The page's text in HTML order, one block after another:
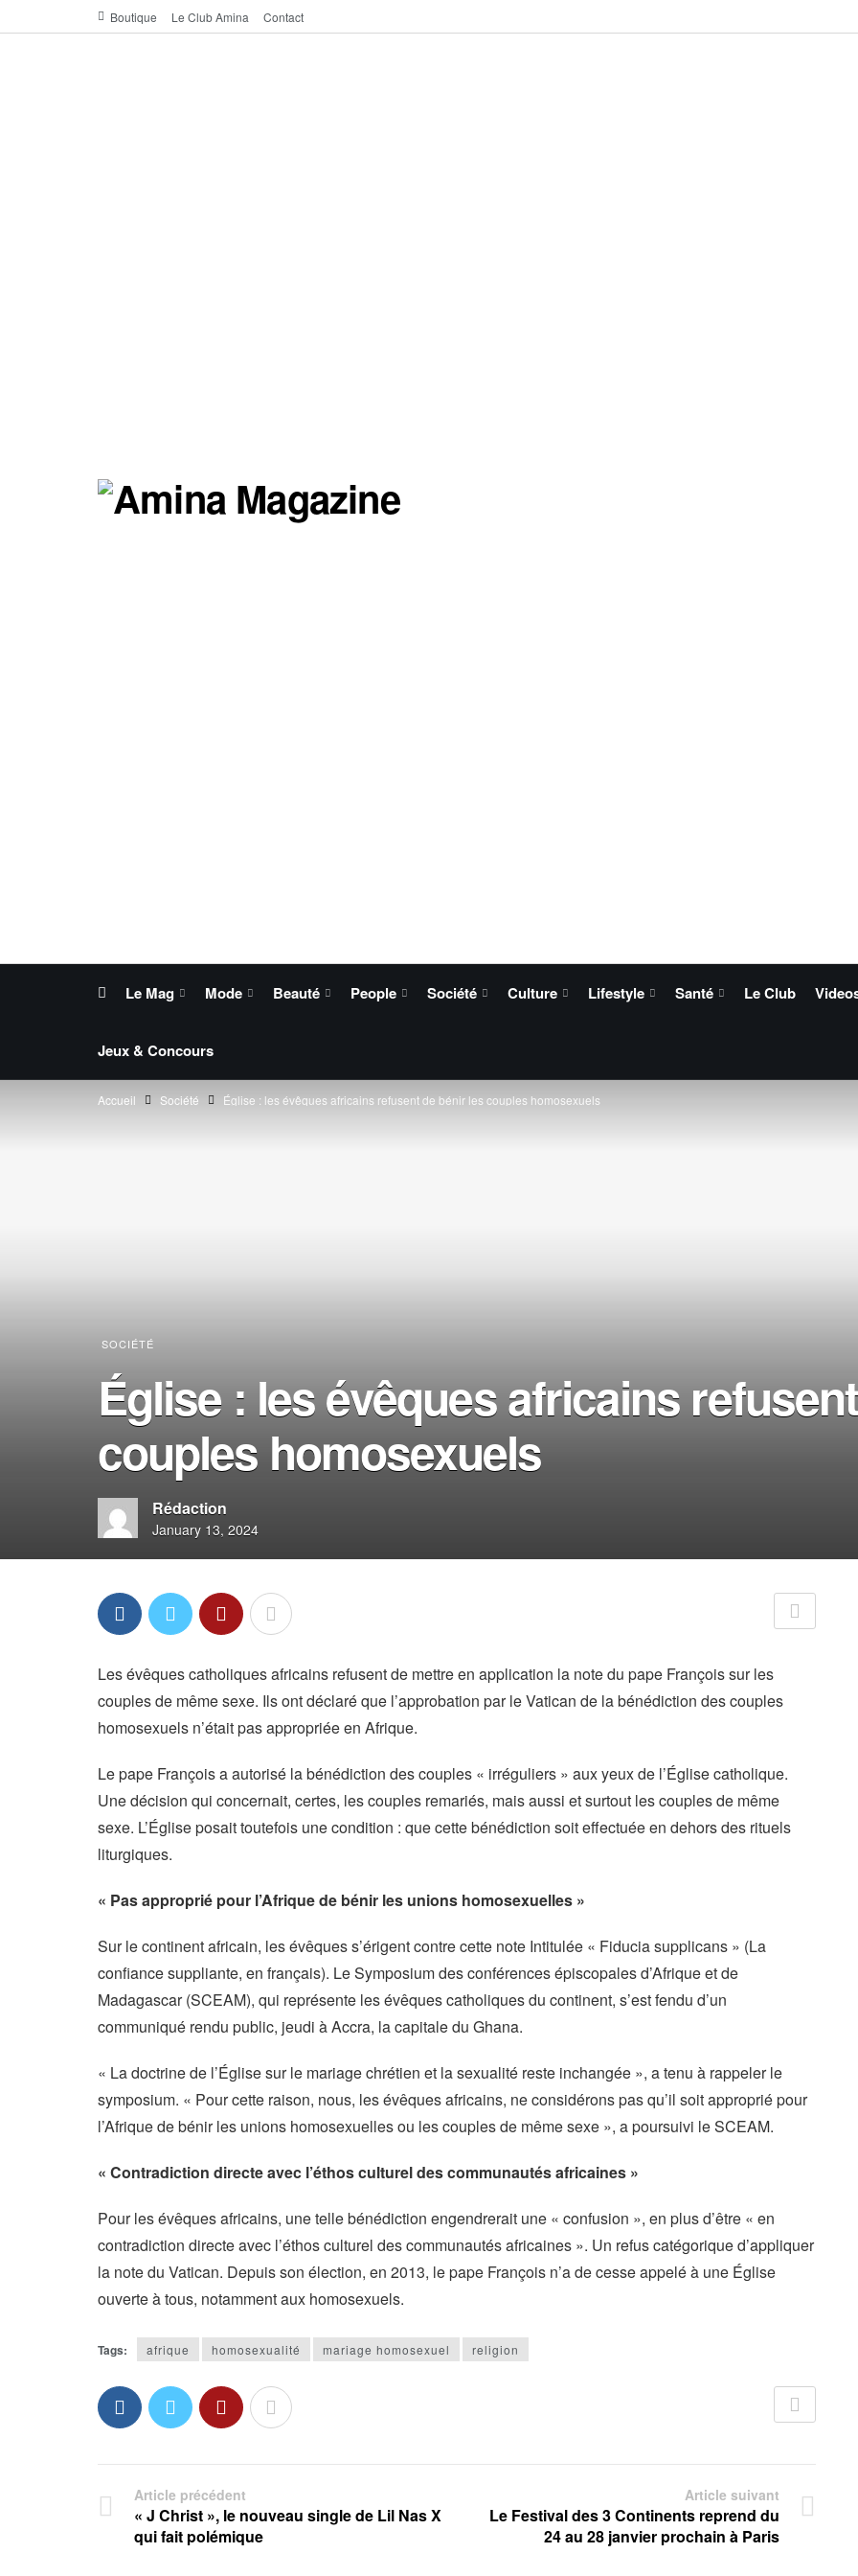
Boutique Le Club Amina Contact
Le Mag Mode Beauté People Société Culture Lifestyle Santé Le Club
Jeux & Concours
Accueil Société Église : les évêques africains refusent de bénir les couples homosexuels
SOCIÉTÉ
Église : les évêques africains
couples homosexuels
Rédaction
January 13, 2024
Les évêques catholiques africains refusent de mettre en application la note du pape François sur les
couples de même sexe. Ils ont déclaré que l’approbation par le Vatican de la bénédiction des couples
homosexuels n’était pas appropriée en Afrique.
Le pape François a autorisé la bénédiction des couples « irréguliers » aux yeux de l’Église catholique.
Une décision qui concernait, certes, les couples remariés, mais aussi et surtout les couples de même
sexe. L’Église posait toutefois une condition : que cette bénédiction soit effectuée en dehors des rituels
liturgiques.
« Pas approprié pour l’Afrique de bénir les unions homosexuelles »
Sur le continent africain, les évêques s’érigent contre cette note Intitulée « Fiducia supplicans » (La
confiance suppliante, en français). Le Symposium des conférences épiscopales d’Afrique et de
Madagascar (SCEAM), qui représente les évêques catholiques du continent, s’est fendu d’un
communiqué rendu public, jeudi à Accra, la capitale du Ghana.
« La doctrine de l’Église sur le mariage chrétien et la sexualité reste inchangée », a tenu à rappeler le
symposium. « Pour cette raison, nous, les évêques africains, ne considérons pas qu’il soit approprié pour
l’Afrique de bénir les unions homosexuelles ou les couples de même sexe », a poursuivi le SCEAM.
« Contradiction directe avec l’éthos culturel des communautés africaines »
Pour les évêques africains, une telle bénédiction engendrerait une « confusion », en plus d’être « en
contradiction directe avec l’éthos culturel des communautés africaines ». Un refus catégorique d’appliquer
la note du Vatican. Depuis son élection, en 2013, le pape François n’a de cesse appelé à une Église
ouverte à tous, notamment aux homosexuels.
Tags: afrique homosexualité mariage homosexuel religion
Article précédent
« J Christ », le nouveau single de Lil Nas X
qui fait polémique
Article suivant
Le Festival des 3 Continents reprend du
24 au 28 janvier prochain à Paris